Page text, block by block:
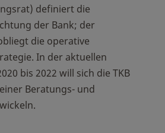
definiert die
der Bank; der
die operative
In der aktuellen
bis 2022 will sich die TKB
Beratungs- und